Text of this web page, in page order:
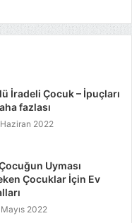
İradeli Çocuk – İpuçları
fazlası
2022
Uyması
Çocuklar İçin Ev
2022